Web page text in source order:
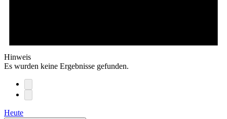
Hinweis
Es wurden keine Ergebnisse gefunden.
Heute